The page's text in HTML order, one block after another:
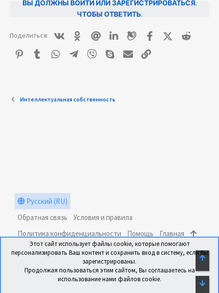
ВЫ ДОЛЖНЫ ВОЙТИ ИЛИ ЗАРЕГИСТРИРОВАТЬСЯ,
ЧТОБЫ ОТВЕТИТЬ.
Поделиться: ВконтактеОдноклассники
Mail.ru LinkedinLivejournalFacebookX (Twitter)
Pinterest
Tumblr WhatsAppTelegram
Viber Skype E-mail
Интеллектуальная собственность
Русский (RU)
Обратная связь
Условия и правила
Политика конфиденциальности
Помощь Главная
Этот сайт использует файлы cookie, которые помогают
персонализировать Ваш контент и сохранить вход в систему, если Вы
зарегистрированы.
Продолжая пользоваться этим сайтом, Вы соглашаетесь на
использование нами файлов cookie.